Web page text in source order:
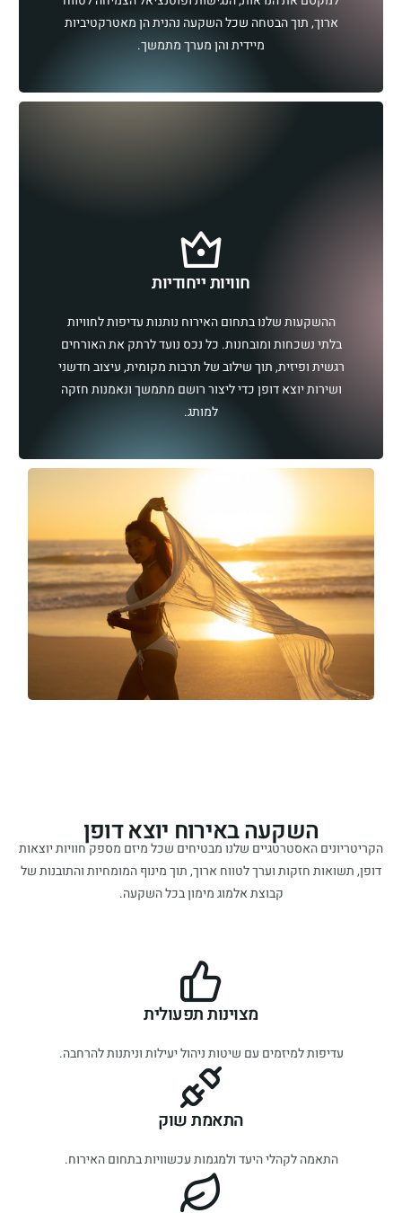
ארוך, תוך הבטחה שכל השקעה נהנית הן מאטרקטיביות
מיידית והן מערך מתמשך.
חוויות ייחודיות
ההשקעות שלנו בתחום האירוח נותנות עדיפות לחוויות
בלתי נשכחות ומובחנות. כל נכס נועד לרתק את האורחים
רגשית ופיזית, תוך שילוב של תרבות מקומית, עיצוב חדשני
ושירות יוצא דופן כדי ליצור רושם מתמשך ונאמנות חזקה
למותג.
השקעה באירוח יוצא דופן
הקריטריונים האסטרטגיים שלנו מבטיחים שכל מיזם מספק חוויות יוצאות
דופן, תשואות חזקות וערך לטווח ארוך, תוך מינוף המומחיות והתובנות של
קבוצת אלמוג מימון בכל השקעה.
מצוינות תפעולית
עדיפות למיזמים עם שיטות ניהול יעילות וניתנות להרחבה.
התאמת שוק
התאמה לקהלי היעד ולמגמות עכשוויות בתחום האירוח.